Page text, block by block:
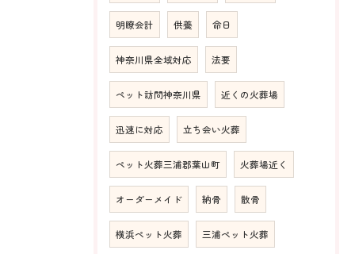
明瞭会計 供養 命日
神奈川県全域対応 法要
ペット訪問神奈川県 近くの火葬場
迅速に対応 立ち会い火葬
ペット火葬三浦郡葉山町 火葬場近く
オーダーメイド 納骨 散骨
横浜ペット火葬 三浦ペット火葬